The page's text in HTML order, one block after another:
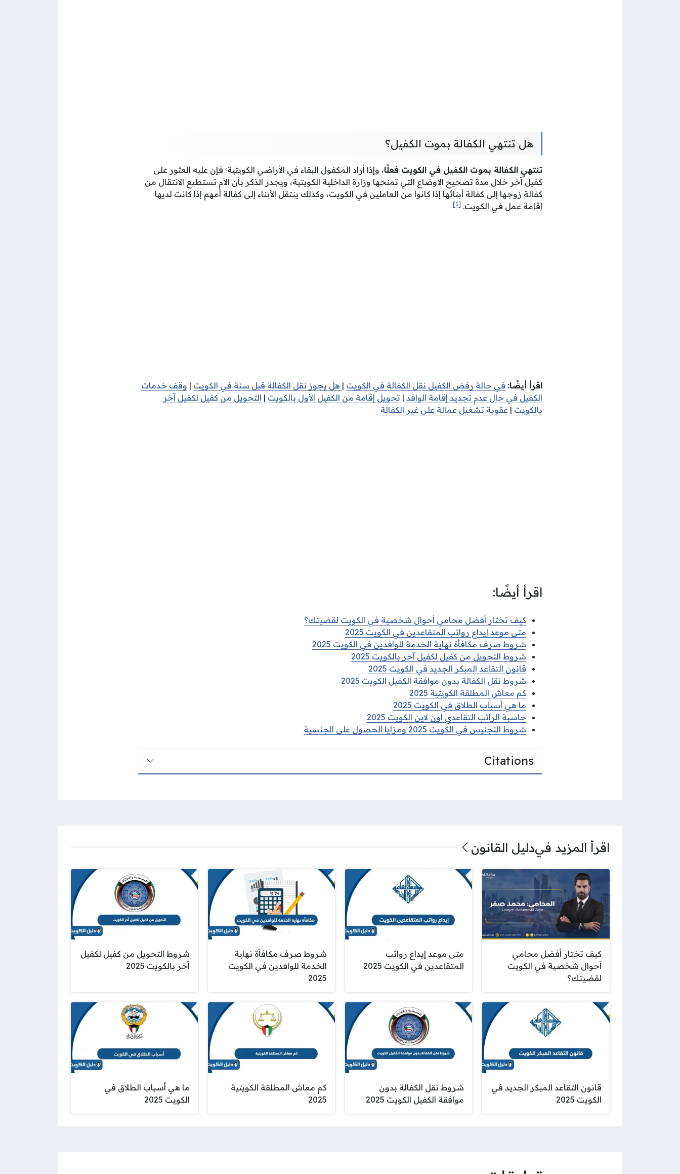
هل تنتهي الكفالة بموت الكفيل؟
تنتهي الكفالة بموت الكفيل في الكويت فعلًا، وإذا أراد المكفول البقاء في الأراضي الكويتية؛ فإن عليه العثور على
كفيل آخر خلال مدة تصحيح الأوضاع التي تمنحها وزارة الداخلية الكويتية، ويجدر الذكر بأن الأم تستطيع الانتقال من
كفالة زوجها إلى كفالة أبنائها إذا كانوا من العاملين في الكويت، وكذلك ينتقل الأبناء إلى كفالة أمهم إذا كانت لديها
إقامة عمل في الكويت. [1]
اقرأ أيضًا: في حالة رفض الكفيل نقل الكفالة في الكويت | هل يجوز نقل الكفالة قبل سنة في الكويت | وقف خدمات
الكفيل في حال عدم تجديد إقامة الوافد | تحويل إقامة من الكفيل الأول بالكويت | التحويل من كفيل لكفيل آخر
بالكويت | عقوبة تشغيل عمالة على غير الكفالة
اقرأ أيضًا:
كيف تختار أفضل محامي أحوال شخصية في الكويت لقضيتك؟
متى موعد إيداع رواتب المتقاعدين في الكويت 2025
شروط صرف مكافأة نهاية الخدمة للوافدين في الكويت 2025
شروط التحويل من كفيل لكفيل آخر بالكويت 2025
قانون التقاعد المبكر الجديد في الكويت 2025
شروط نقل الكفالة بدون موافقة الكفيل الكويت 2025
كم معاش المطلقة الكويتية 2025
ما هي أسباب الطلاق في الكويت 2025
حاسبة الراتب التقاعدي اون لاين الكويت 2025
شروط التجنيس في الكويت 2025 ومزايا الحصول على الجنسية
Citations
اقرأ المزيد فيدليل القانون
كيف تختار أفضل محامي
أحوال شخصية في الكويت
لقضيتك؟
متى موعد إيداع رواتب
المتقاعدين في الكويت 2025
شروط صرف مكافأة نهاية
الخدمة للوافدين في الكويت
2025
شروط التحويل من كفيل لكفيل
آخر بالكويت 2025
قانون التقاعد المبكر الجديد في
الكويت 2025
شروط نقل الكفالة بدون
موافقة الكفيل الكويت 2025
كم معاش المطلقة الكويتية
2025
ما هي أسباب الطلاق في
الكويت 2025